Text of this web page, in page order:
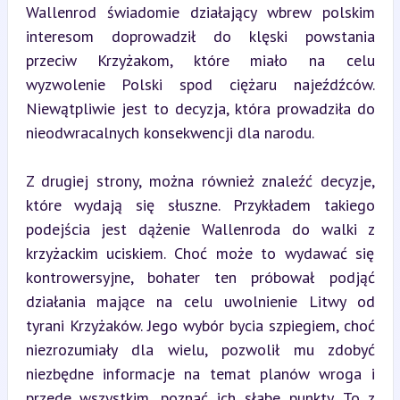
Wallenrod świadomie działający wbrew polskim
interesom doprowadził do klęski powstania
przeciw Krzyżakom, które miało na celu
wyzwolenie Polski spod ciężaru najeźdźców.
Niewątpliwie jest to decyzja, która prowadziła do
nieodwracalnych konsekwencji dla narodu.
Z drugiej strony, można również znaleźć decyzje,
które wydają się słuszne. Przykładem takiego
podejścia jest dążenie Wallenroda do walki z
krzyżackim uciskiem. Choć może to wydawać się
kontrowersyjne, bohater ten próbował podjąć
działania mające na celu uwolnienie Litwy od
tyrani Krzyżaków. Jego wybór bycia szpiegiem, choć
niezrozumiały dla wielu, pozwolił mu zdobyć
niezbędne informacje na temat planów wroga i